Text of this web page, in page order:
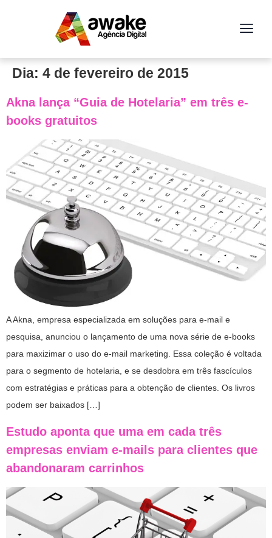
Dia: 4 de fevereiro de 2015
Akna lança “Guia de Hotelaria” em três e-
books gratuitos
A Akna, empresa especializada em soluções para e-mail e
pesquisa, anunciou o lançamento de uma nova série de e-books
para maxizimar o uso do e-mail marketing. Essa coleção é voltada
para o segmento de hotelaria, e se desdobra em três fascículos
com estratégias e práticas para a obtenção de clientes. Os livros
podem ser baixados […]
Estudo aponta que uma em cada três
empresas enviam e-mails para clientes que
abandonaram carrinhos